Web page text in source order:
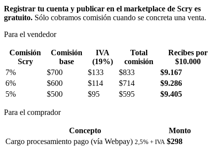
Registrar tu cuenta y publicar en el marketplace de Scry es
gratuito. Sólo cobramos comisión cuando se concreta una venta.
Para el vendedor
Comisión
Scry
Comisión
base
IVA
(19%)
Total
comisión
Recibes por
$10.000
7%
$700 $133 $833
$9.167
6%
$600 $114 $714
$9.286
5%
$500 $95 $595 $9.405
Para el comprador
Concepto
Monto
Cargo procesamiento pago (vía Webpay) 2,5% + IVA $298